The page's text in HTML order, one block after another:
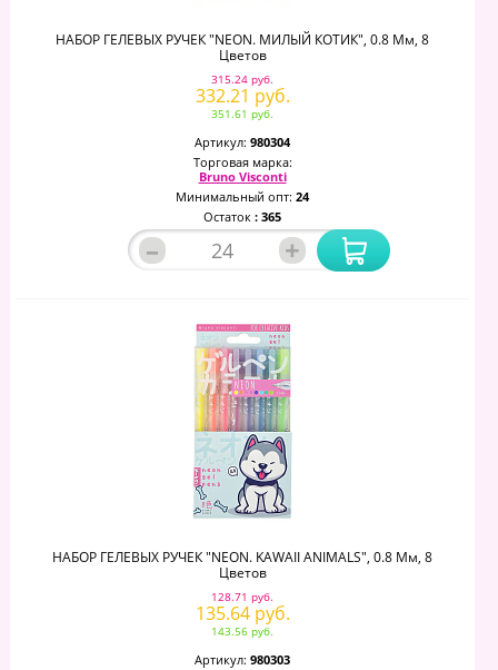
НАБОР ГЕЛЕВЫХ РУЧЕК "NEON. МИЛЫЙ КОТИК", 0.8 Мм, 8
Цветов
315.24 руб.
332.21 руб.
351.61 руб.
Артикул: 980304
Торговая марка:
Bruno Visconti
Минимальный опт: 24
Остаток : 365
– +
НАБОР ГЕЛЕВЫХ РУЧЕК "NEON. KAWAII ANIMALS", 0.8 Мм, 8
Цветов
128.71 руб.
135.64 руб.
143.56 руб.
Артикул: 980303